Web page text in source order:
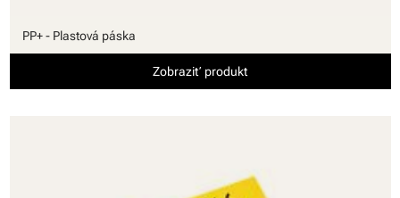
PP+ - Plastová páska
Zobraziť produkt